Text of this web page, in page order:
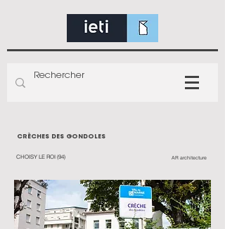
CRÈCHES DES GONDOLES
CHOISY LE ROI (94) AR architecture